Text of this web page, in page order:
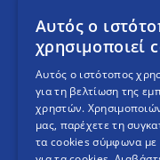
Αυτός ο
χρησιμοποιεί
Αυτός ο ιστότοπος
για τη βελτίωση της
χρηστών.
μας, παρέχετε τη
τα cookies σύμφωνα με